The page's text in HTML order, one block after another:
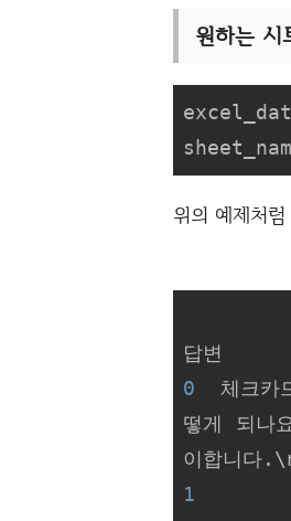
원하는 시
위의 예제처
0
체크카
떻게 되나
1